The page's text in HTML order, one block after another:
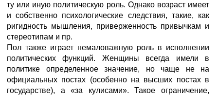
ту или иную политическую роль. Однако возраст имеет
и собственно психологические следствия, такие, как
ригидность мышления, приверженность привычкам и
стереотипам и пр.
Пол также играет немаловажную роль в исполнении
политических функций. Женщины всегда имели в
политике определенное значение, но чаще не на
официальных постах (особенно на высших постах в
государстве), а «за кулисами». Такое ограничение,